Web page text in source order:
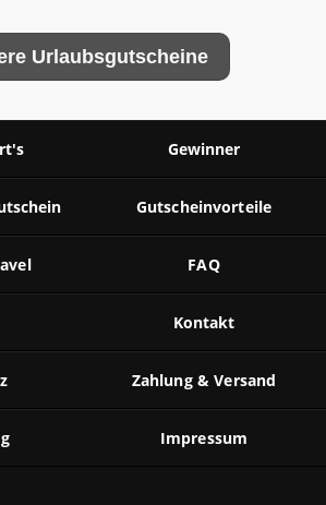
Weitere Urlaubsgutscheine
Gewinner
Gutscheinvorteile
FAQ
Kontakt
Zahlung & Versand
Impressum